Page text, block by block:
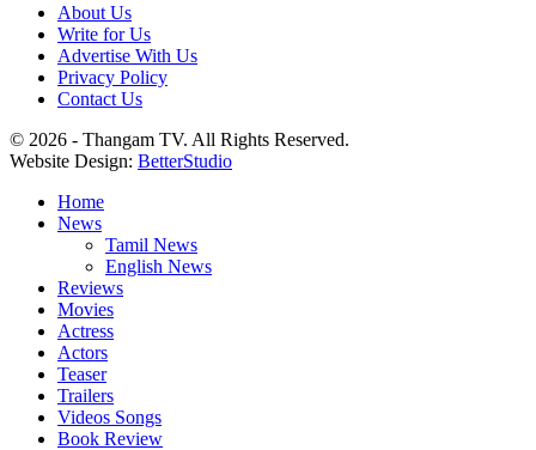
About Us
Write for Us
Advertise With Us
Privacy Policy
Contact Us
© 2026 - Thangam TV. All Rights Reserved.
Website Design: BetterStudio
Home
News
Tamil News
English News
Reviews
Movies
Actress
Actors
Teaser
Trailers
Videos Songs
Book Review